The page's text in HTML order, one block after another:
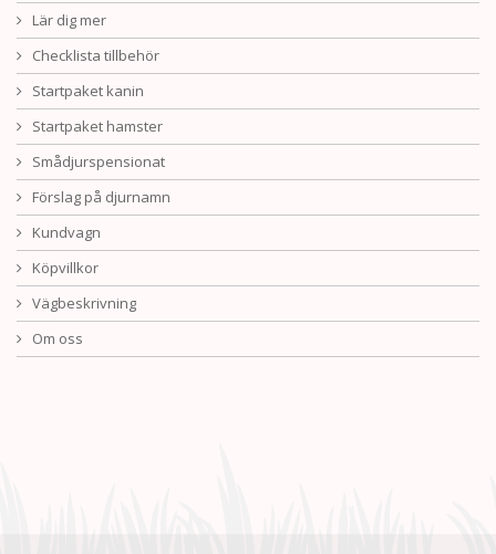
Lär dig mer
Checklista tillbehör
Startpaket kanin
Startpaket hamster
Smådjurspensionat
Förslag på djurnamn
Kundvagn
Köpvillkor
Vägbeskrivning
Om oss